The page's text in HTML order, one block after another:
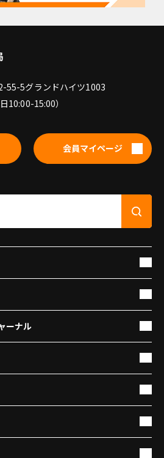
55-5グランドハイツ1003
10:00-15:00）
会員マイページ
ーナル